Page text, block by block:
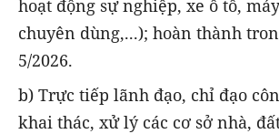
hoạt động sự nghiệp, xe ô tô,
chuyên dùng,...); hoàn thành
5/2026.
b) Trực tiếp lãnh đạo, chỉ đạo
khai thác, xử lý các cơ sở nhà,